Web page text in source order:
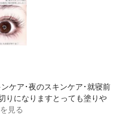
ケア･夜のスキンケア･就寝前
りになりますとっても塗りや
見る